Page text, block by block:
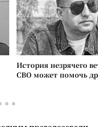
История незрячего
СВО может помочь